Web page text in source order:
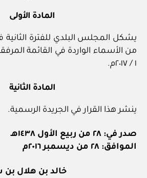
المادة الأولى
يشكل المجلس البلدي للفترة
١ / ٢٠١٧م.
المادة الثانية
ينشر هذا القرار في الجريدة الرسمية.
صدر في: ٢٨ من ربيع الأول ١٤٣٨هـ
الموافق: ٢٨ من ديسمبر ٢٠١٦م
خالد بن هلال